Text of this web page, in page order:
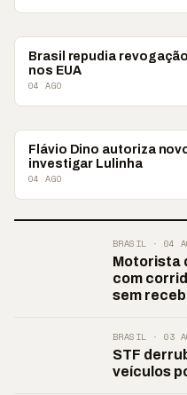
BRASIL
Brasil repudia
nos EUA
04 AGO
BRASIL
Flávio Dino autoriza
investigar Lulinha
04 AGO
BRASIL · 04
Motorista
com
sem
BRASIL · 03
STF
veículos